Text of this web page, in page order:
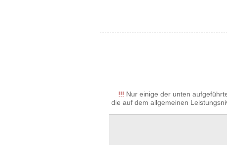
!!! Nur einige der unten
die auf dem allgemeinen